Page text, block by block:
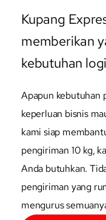
Kupang
memberikan
kebutuhan
Apapun kebutuhan
keperluan bisnis
kami siap
pengiriman 10 kg,
Anda butuhkan.
pengiriman yang
mengurus